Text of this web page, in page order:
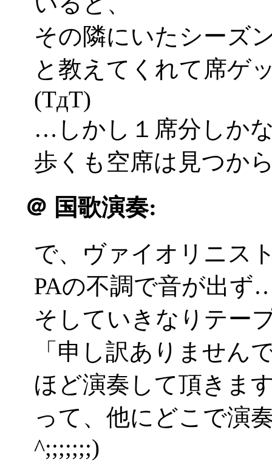
その隣にいたシーズ
と教えてくれて席ゲ
(TдT)
…しかし１席分しか
歩くも空席は見つか
＠ 国歌演奏:
で、ヴァイオリニス
PAの不調で音が出ず
そしていきなりテー
「申し訳ありません
ほど演奏して頂きま
って、他にどこで演
^;;;;;;;)